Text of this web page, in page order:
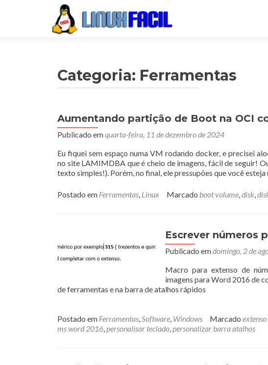
Categoria: Ferramentas
Aumentando partição de Boot na OCI
Publicado emquarta-feira, 11 de dezembro de 2024
Eu fiquei sem espaço numa VM rodando docker, e precisei
no site LAMIMDBA que é cheio de imagens, fácil de seguir!
texto simples!). Porém, no final, ele pressupões que você
Postado em Ferramentas, Linux Marcado boot volume,disk,
Escrever números
Publicado emdomingo, 2 de
Macro para extenso de
imagens para Word 2016 de
de ferramentas e na barra de atalhos rápidos
Postado em Ferramentas,Software, Windows Marcado
ms word 2016,personalisar teclado,personalizar barra atalhos
Navegação
por
posts